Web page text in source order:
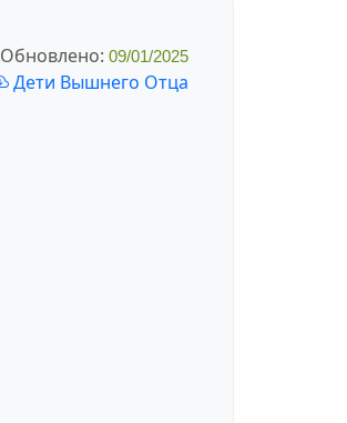
Обновлено: 09/01/2025
Дети Вышнего Отца